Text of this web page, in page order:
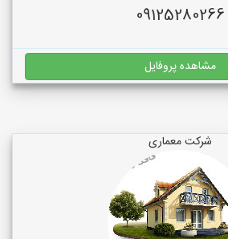
09125280266
مشاهده پروفایل
شرکت معماری